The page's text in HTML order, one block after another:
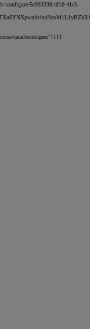
5c933238-df10-41c5-
caracteristiques"}}}}